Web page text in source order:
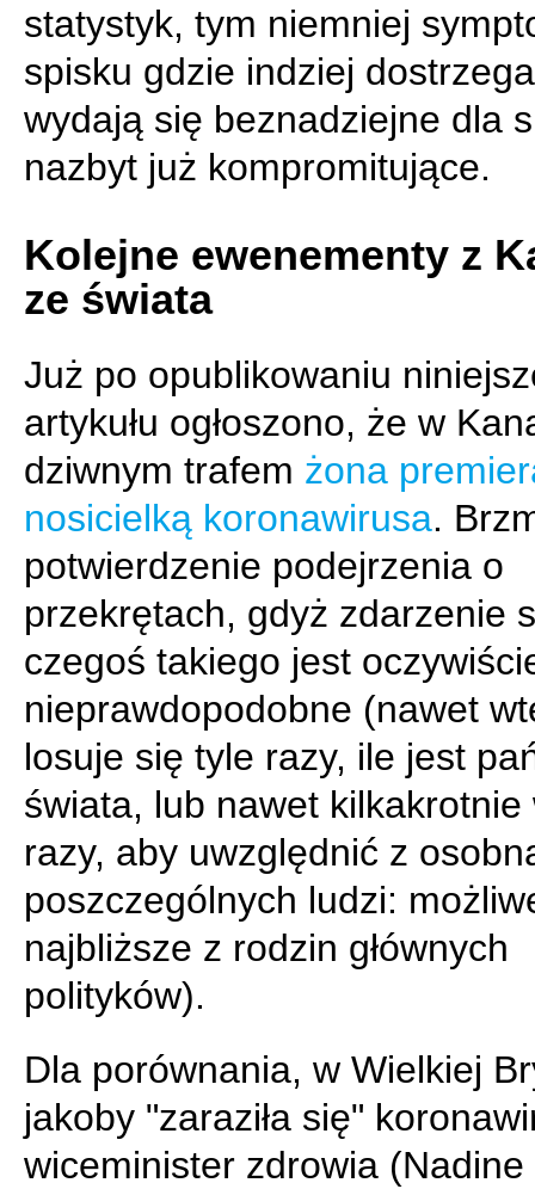
statystyk, tym niemniej
spisku gdzie indziej
wydają się beznadziejne dla
nazbyt już kompromitujące.
Kolejne ewenementy z
ze świata
Już po opublikowaniu
artykułu ogłoszono, że w
dziwnym trafem żona
nosicielką koronawirusa.
potwierdzenie podejrzenia o
przekrętach, gdyż zdarzenie
czegoś takiego jest
nieprawdopodobne (nawet
losuje się tyle razy, ile jest
świata, lub nawet kilkakrotnie
razy, aby uwzględnić z
poszczególnych ludzi:
najbliższe z rodzin głównych
polityków).
Dla porównania, w Wielkiej
jakoby "zaraziła się"
wiceminister zdrowia